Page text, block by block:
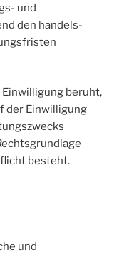
und
den handels-
beruht,
der Einwilligung
besteht.
und